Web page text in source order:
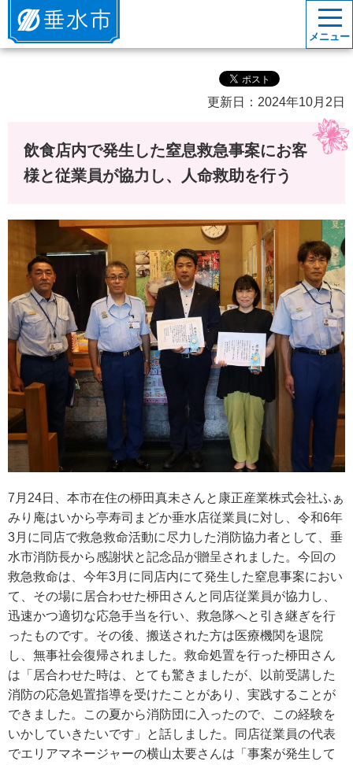
垂水市
メニュー
更新日：2024年10月2日
飲食店内で発生した窒息救急事案にお客
様と従業員が協力し、人命救助を行う
7月24日、本市在住の桺田真未さんと康正産業株式会社ふぁ
みり庵はいから亭寿司まどか垂水店従業員に対し、令和6年
3月に同店で救急救命活動に尽力した消防協力者として、垂
水市消防長から感謝状と記念品が贈呈されました。今回の
救急救命は、今年3月に同店内にて発生した窒息事案におい
て、その場に居合わせた桺田さんと同店従業員が協力し、
迅速かつ適切な応急手当を行い、救急隊へと引き継ぎを行
ったものです。その後、搬送された方は医療機関を退院
し、無事社会復帰されました。救命処置を行った桺田さん
は「居合わせた時は、とても驚きましたが、以前受講した
消防の応急処置指導を受けたことがあり、実践することが
できました。この夏から消防団に入ったので、この経験を
いかしていきたいです」と話しました。同店従業員の代表
でエリアマネージャーの横山太要さんは「事案が発生して